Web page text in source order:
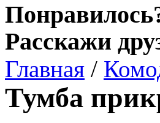
Расскажи
Главная /
Тумба